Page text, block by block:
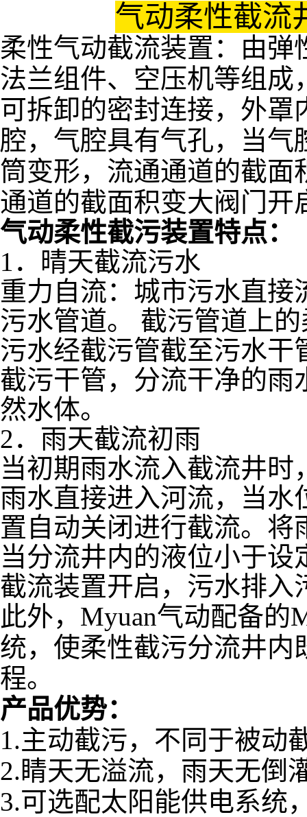
气动柔性截流
柔性气动截流装置：由
法兰组件、空压机等组成
可拆卸的密封连接，外
腔，气腔具有气孔，当气
筒变形，流通通道的截面
通道的截面积变大阀门开
气动柔性截污装置特点：
1．晴天截流污水
重力自流：城市污水直
污水管道。 截污管道上
污水经截污管截至污水
截污干管，分流干净的雨
然水体。
2．雨天截流初雨
当初期雨水流入截流井
雨水直接进入河流，当
置自动关闭进行截流。将
当分流井内的液位小于
截流装置开启，污水排入
此外，Myuan气动配备的
统，使柔性截污分流井内
程。
产品优势：
1.主动截污，不同于被动
2.睛天无溢流，雨天无倒
3.可选配太阳能供电系统